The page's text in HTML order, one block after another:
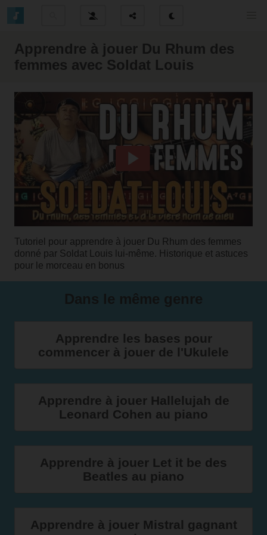
Apprendre à jouer Du Rhum des
femmes avec Soldat Louis
Tutoriel pour apprendre à jouer Du Rhum des femmes
donné par Soldat Louis lui-même. Historique et astuces
pour le morceau en bonus
Apprendre les bases pour
commencer à jouer de l'Ukulele
Apprendre à jouer Hallelujah de
Leonard Cohen au piano
Apprendre à jouer Let it be des
Beatles au piano
Apprendre à jouer Mistral gagnant